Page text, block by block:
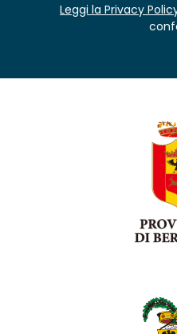
Leggi la Privacy